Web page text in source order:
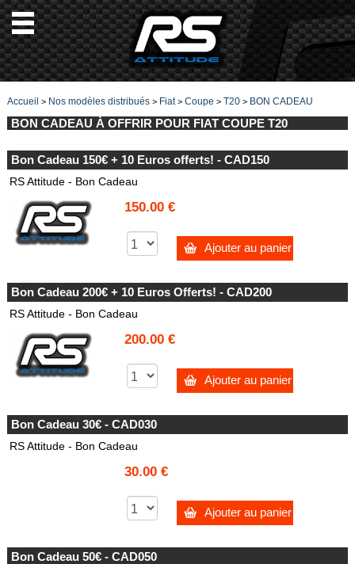
Accueil > Nos modèles distribués> Fiat> Coupe > T20> BON CADEAU
BON CADEAU À OFFRIR POUR FIAT COUPE T20
Bon Cadeau 150€ + 10 Euros offerts! - CAD150
RS Attitude - Bon Cadeau
150.00 €
Ajouter au panier
Bon Cadeau 200€ + 10 Euros Offerts! - CAD200
RS Attitude - Bon Cadeau
200.00 €
Ajouter au panier
Bon Cadeau 30€ - CAD030
RS Attitude - Bon Cadeau
30.00 €
Ajouter au panier
Bon Cadeau 50€ - CAD050